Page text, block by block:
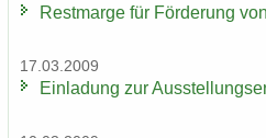
Rest­mar­ge für För­de­rung
17.03.2009
Ein­la­dung zur